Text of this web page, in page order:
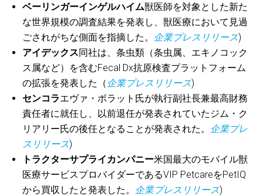
ベーリンガーインゲルハイム獣医師を対象とした新た
な世界規模の調査結果を発表し、獣医療において見過
ごされがちな側面を指摘した。 企業プレスリリース)
アイデックス同社は、条虫類（条虫属、エキノコック
ス属など）を含むFecal Dx抗原検査プラットフォーム
の拡張を発表した（ 企業プレスリリース)
センコラエヴァ・ボラット氏が執行副社長兼最高財務
責任者に就任し、以前退任が発表されていたジム・ク
リアリー氏の後任となることが発表された。 企業プレ
スリリース)
トラクターサプライカンパニー米国最大のモバイル獣
医療サービスプロバイダーであるVIP PetcareをPetIQ
から買収したと発表した。 企業プレスリリース)